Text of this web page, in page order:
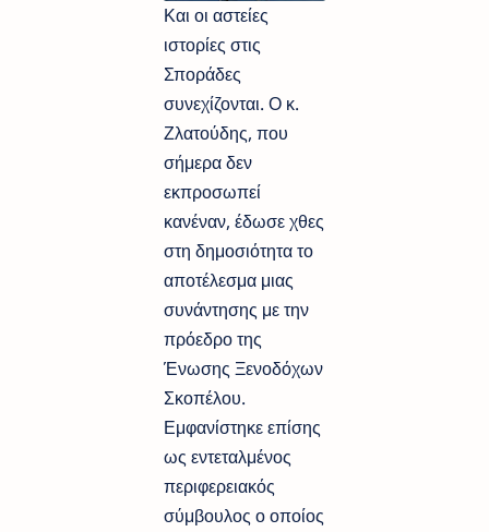
Και οι αστείες
ιστορίες στις
Σποράδες
συνεχίζονται. Ο κ.
Ζλατούδης, που
σήμερα δεν
εκπροσωπεί
κανέναν, έδωσε χθες
στη δημοσιότητα το
αποτέλεσμα μιας
συνάντησης με την
πρόεδρο της
Ένωσης Ξενοδόχων
Σκοπέλου.
Εμφανίστηκε επίσης
ως εντεταλμένος
περιφερειακός
σύμβουλος ο οποίος